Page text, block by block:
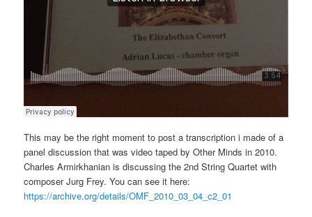
This may be the right moment to post a transcription i made of a
panel discussion that was video taped by Other Minds in 2010.
Charles Armirkhanian is discussing the 2nd String Quartet with
composer Jurg Frey. You can see it here:
https://archive.org/details/OMF_2010_03_04_c2_01